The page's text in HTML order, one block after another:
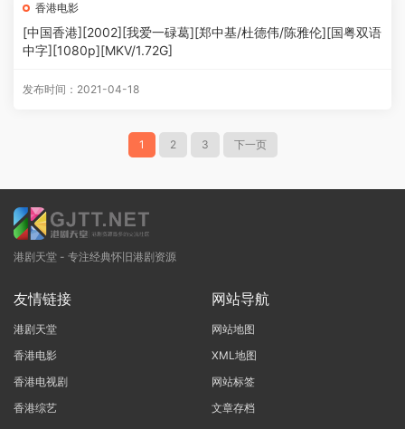
香港电影
[中国香港][2002][我爱一碌葛][郑中基/杜德伟/陈雅伦][国粤双语
中字][1080p][MKV/1.72G]
发布时间：2021-04-18
1 2 3 下一页
港剧天堂 - 专注经典怀旧港剧资源
友情链接
港剧天堂
香港电影
香港电视剧
香港综艺
网站导航
网站地图
XML地图
网站标签
文章存档